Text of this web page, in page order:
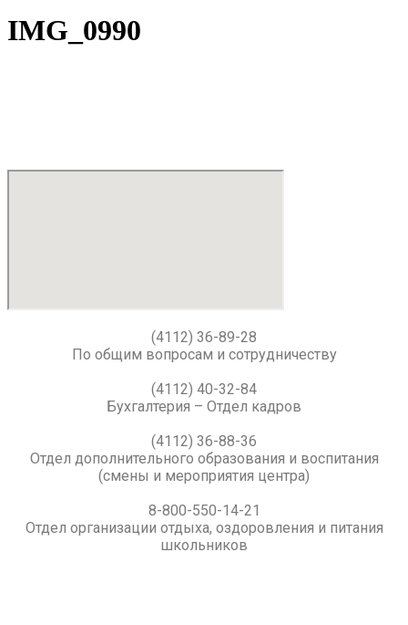
IMG_0990
(4112) 36-89-28
По общим вопросам и сотрудничеству
(4112) 40-32-84
Бухгалтерия – Отдел кадров
(4112) 36-88-36
Отдел дополнительного образования и воспитания
(смены и мероприятия центра)
8-800-550-14-21
Отдел организации отдыха, оздоровления и питания
школьников